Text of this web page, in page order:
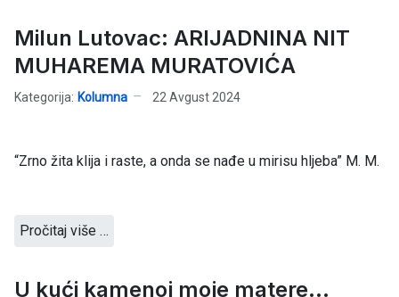
Milun Lutovac: ARIJADNINA NIT
MUHAREMA MURATOVIĆA
Kategorija: Kolumna 22 Avgust 2024
“Zrno žita klija i raste, a onda se nađe u mirisu hljeba” M. M.
Pročitaj više …
U kući kamenoj moje matere...